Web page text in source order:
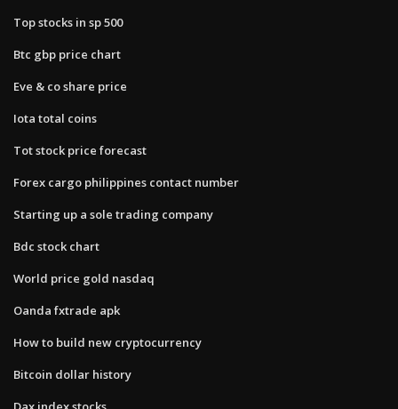
Top stocks in sp 500
Btc gbp price chart
Eve & co share price
Iota total coins
Tot stock price forecast
Forex cargo philippines contact number
Starting up a sole trading company
Bdc stock chart
World price gold nasdaq
Oanda fxtrade apk
How to build new cryptocurrency
Bitcoin dollar history